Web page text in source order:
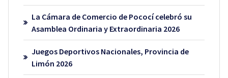
La Cámara de Comercio de Pococí celebró su
Asamblea Ordinaria y Extraordinaria 2026
Juegos Deportivos Nacionales, Provincia de
Limón 2026